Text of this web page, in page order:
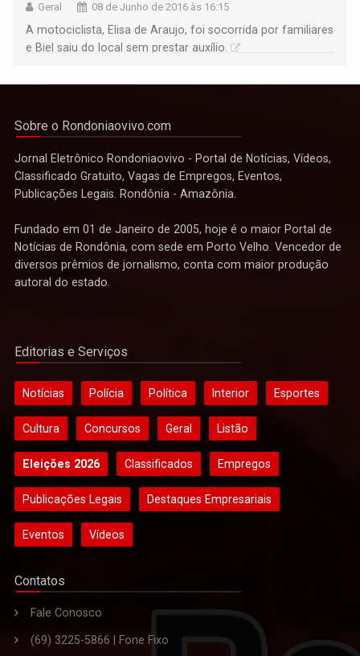
Geral 08 de Junho de 2016 às 16:15
A motociclista, Elisa de Araujo, foi socorrida por familiares
e Biel saiu do local sem prestar auxílio.
Sobre o Rondoniaovivo.com
Jornal Eletrônico Rondoniaovivo - Portal de Notícias, Vídeos,
Classificado Gratuito, Vagas de Empregos, Eventos,
Publicações Legais. Rondônia - Amazônia.
Fundado em 01 de Janeiro de 2005, hoje é o maior Portal de
Notícias de Rondônia, com sede em Porto Velho. Vencedor de
diversos prêmios de jornalismo, conta com maior produção
autoral do estado.
Editorias e Serviços
Notícias Polícia Política Interior Esportes
Cultura Concursos Geral Listão
Eleições 2026 Classificados Empregos
Publicações Legais Destaques Empresariais
Eventos Vídeos
Contatos
Fale Conosco
(69) 3225-5866 | Fone Fixo